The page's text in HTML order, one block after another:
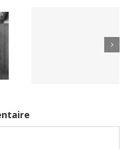
of
Yaïr Golan : une